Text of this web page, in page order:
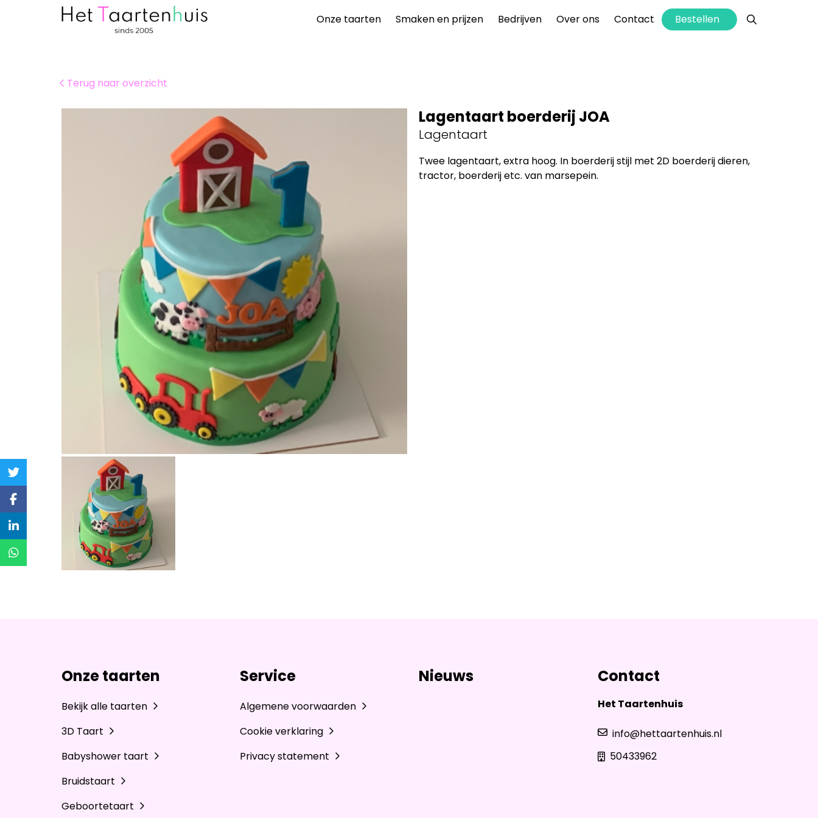
info@hettaartenhuis.nl
Onze taarten Smaken en prijzen Bedrijven Over ons Contact Bestellen
Terug naar overzicht
Lagentaart boerderij JOA
Lagentaart
Twee lagentaart, extra hoog. In boerderij stijl met 2D boerderij dieren,
tractor, boerderij etc. van marsepein.
Onze taarten
Bekijk alle taarten
3D Taart
Babyshower taart
Bruidstaart
Geboortetaart
Service
Algemene voorwaarden
Cookie verklaring
Privacy statement
Nieuws Contact
Het Taartenhuis
info@hettaartenhuis.nl
50433962